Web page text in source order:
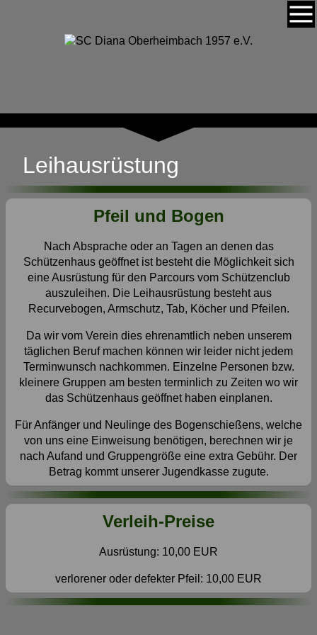
Leihausrüstung
Pfeil und Bogen
Nach Absprache oder an Tagen an denen das
Schützenhaus geöffnet ist besteht die Möglichkeit sich
eine Ausrüstung für den Parcours vom Schützenclub
auszuleihen. Die Leihausrüstung besteht aus
Recurvebogen, Armschutz, Tab, Köcher und Pfeilen.
Da wir vom Verein dies ehrenamtlich neben unserem
täglichen Beruf machen können wir leider nicht jedem
Terminwunsch nachkommen. Einzelne Personen bzw.
kleinere Gruppen am besten terminlich zu Zeiten wo wir
das Schützenhaus geöffnet haben einplanen.
Für Anfänger und Neulinge des Bogenschießens, welche
von uns eine Einweisung benötigen, berechnen wir je
nach Aufand und Gruppengröße eine extra Gebühr. Der
Betrag kommt unserer Jugendkasse zugute.
Verleih-Preise
Ausrüstung: 10,00 EUR
verlorener oder defekter Pfeil: 10,00 EUR